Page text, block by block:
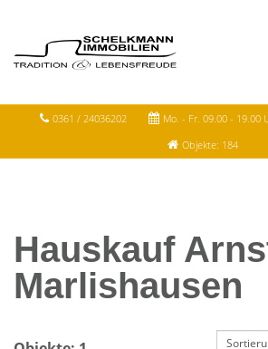
0361 / 24036202 Mo. - Fr. 09.00 - 19.00
Objekte: 184
Hauskauf
Marlishausen